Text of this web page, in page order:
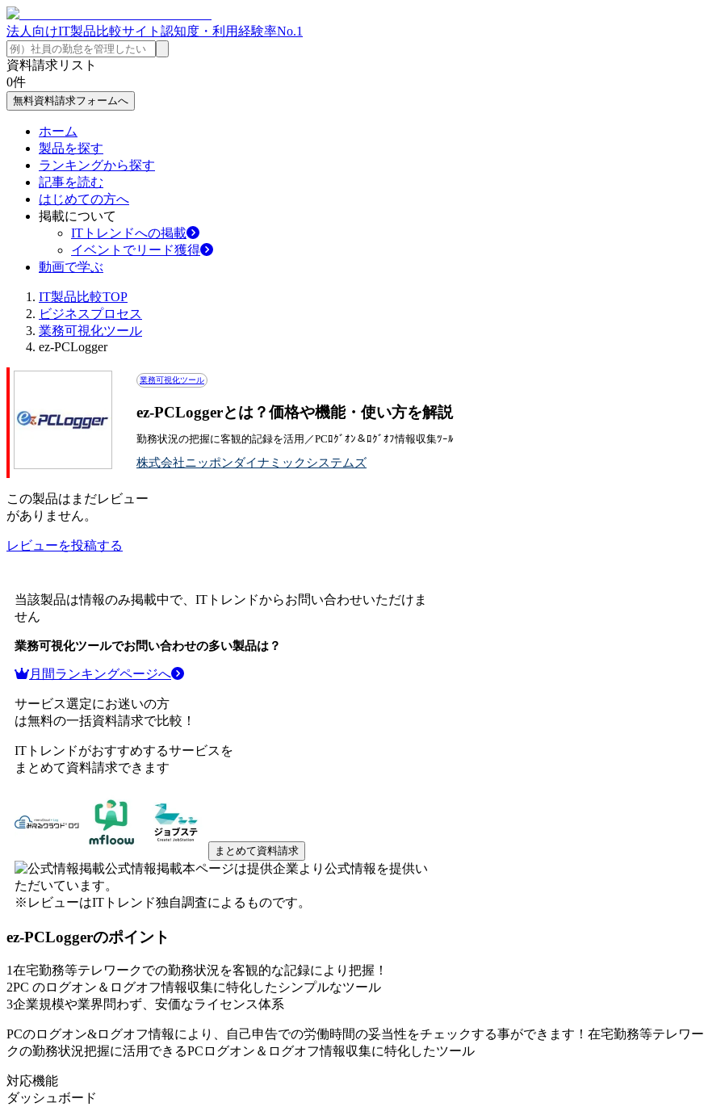
法人向けIT製品比較サイト 認知度・利用経験率No.1
資料請求リスト
0件
無料資料請求フォームへ
ホーム
製品を探す
ランキングから探す
記事を読む
はじめての方へ
掲載について
ITトレンドへの掲載
イベントでリード獲得
動画で学ぶ
IT製品比較TOP
ビジネスプロセス
業務可視化ツール
ez-PCLogger
業務可視化ツール
ez-PCLoggerとは？価格や機能・使い方を解説
勤務状況の把握に客観的記録を活用／PCﾛｸﾞｵﾝ＆ﾛｸﾞｵﾌ情報収集ﾂｰﾙ
株式会社ニッポンダイナミックシステムズ
この製品はまだレビュー
がありません。
レビューを投稿する
当該製品は情報のみ掲載中で、ITトレンドからお問い合わせいただけま
せん
業務可視化ツールでお問い合わせの多い製品は？
月間ランキングページへ
サービス選定にお迷いの方
は無料の一括資料請求で比較！
ITトレンドがおすすめするサービスを
まとめて資料請求できます
まとめて資料請求
公式情報掲載本ページは提供企業より公式情報を提供い
ただいています。
※レビューはITトレンド独自調査によるものです。
ez-PCLoggerのポイント
1在宅勤務等テレワークでの勤務状況を客観的な記録により把握！
2PC のログオン＆ログオフ情報収集に特化したシンプルなツール
3企業規模や業界問わず、安価なライセンス体系
PCのログオン&ログオフ情報により、自己申告での労働時間の妥当性をチェックする事ができます！在宅勤務等テレワー
クの勤務状況把握に活用できるPCログオン＆ログオフ情報収集に特化したツール
対応機能
ダッシュボード